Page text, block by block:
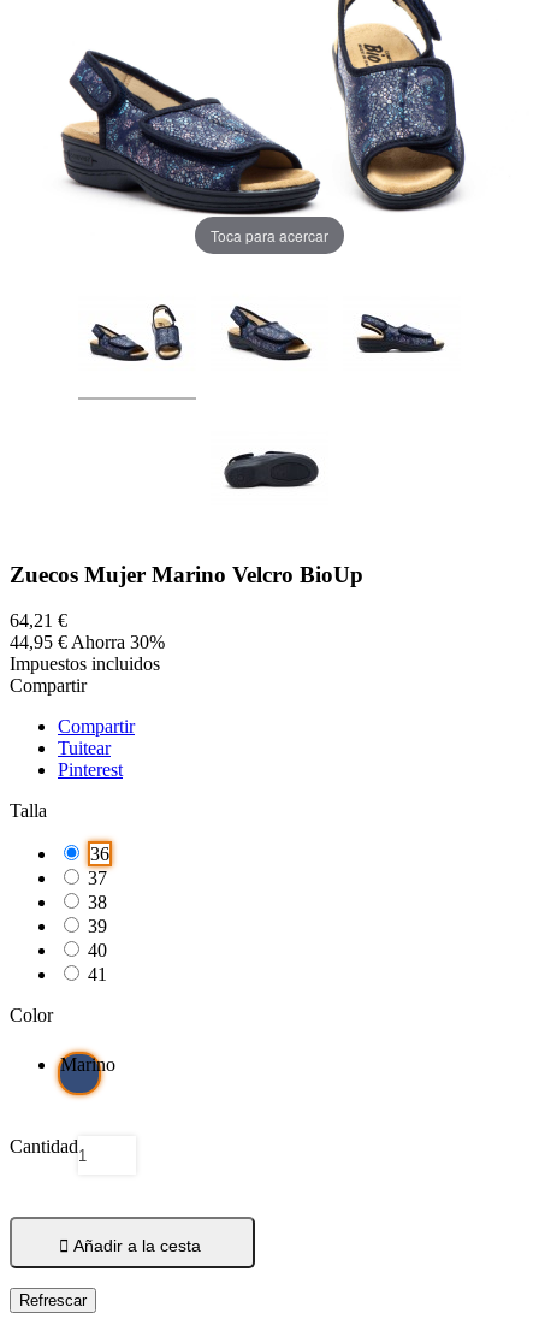
Toca para acercar
Zuecos Mujer Marino Velcro BioUp
64,21 €
44,95 €Ahorra 30%
Impuestos incluidos
Compartir
Compartir
Tuitear
Pinterest
Talla
36
37
38
39
40
41
Color
Marino
Cantidad
 Añadir a la cesta